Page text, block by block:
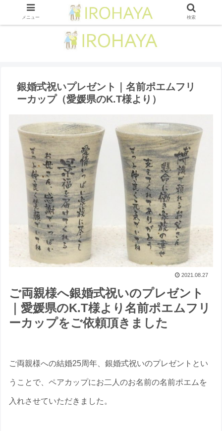
銀婚式祝いプレゼント｜名前ポエムフリ
ーカップ（愛媛県のK.T様より ）
2021.08.27
ご両親様へ銀婚式祝いのプレゼント
｜愛媛県のK.T様より名前ポエムフリ
ーカップをご依頼頂きました
ご両親様への結婚25周年、銀婚式祝いのプレゼントとい
うことで、ペアカップにお二人のお名前の名前ポエムを
入れさせていただきました。
メニュー 検索